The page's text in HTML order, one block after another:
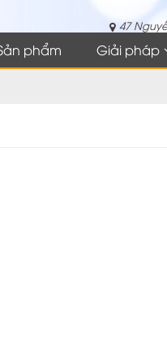
47
phẩm Giải pháp